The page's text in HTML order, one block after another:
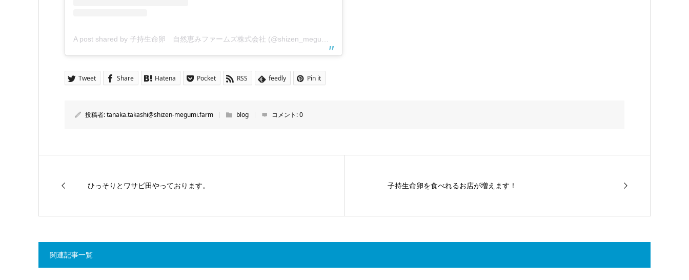
Tweet Share Hatena Pocket RSS feedly Pin it
投稿者:tanaka.takashi@shizen-megumi.farm blog コメント:0
ひっそりとワサビ田やっております。 子持生命卵を食べれるお店が増えます！
関連記事一覧